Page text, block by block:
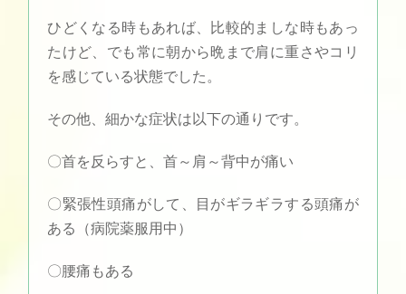
ひどくなる時もあれば、比較的ましな時もあっ
たけど、でも常に朝から晩まで肩に重さやコリ
を感じている状態でした。
その他、細かな症状は以下の通りです。
〇首を反らすと、首～肩～背中が痛い
〇緊張性頭痛がして、目がギラギラする頭痛が
ある（病院薬服用中）
〇腰痛もある